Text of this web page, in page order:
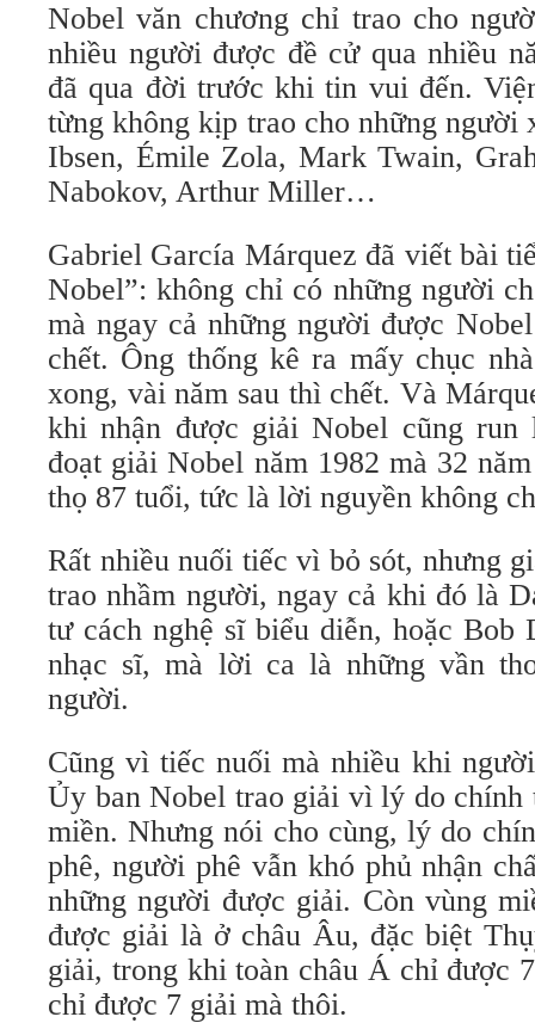
Nobel văn chương chỉ trao cho
nhiều người được đề cử qua nhiều
đã qua đời trước khi tin vui đến.
từng không kịp trao cho những người
Ibsen, Émile Zola, Mark Twain,
Nabokov, Arthur Miller…
Gabriel García Márquez đã viết bài
Nobel”: không chỉ có những người
mà ngay cả những người được
chết. Ông thống kê ra mấy chục
xong, vài năm sau thì chết. Và
khi nhận được giải Nobel cũng run
đoạt giải Nobel năm 1982 mà 32
thọ 87 tuổi, tức là lời nguyền không
Rất nhiều nuối tiếc vì bỏ sót, nhưng
trao nhầm người, ngay cả khi đó là
tư cách nghệ sĩ biểu diễn, hoặc Bob
nhạc sĩ, mà lời ca là những vần
người.
Cũng vì tiếc nuối mà nhiều khi
Ủy ban Nobel trao giải vì lý do
miền. Nhưng nói cho cùng, lý do
phê, người phê vẫn khó phủ nhận
những người được giải. Còn vùng
được giải là ở châu Âu, đặc biệt
giải, trong khi toàn châu Á chỉ được
chỉ được 7 giải mà thôi.